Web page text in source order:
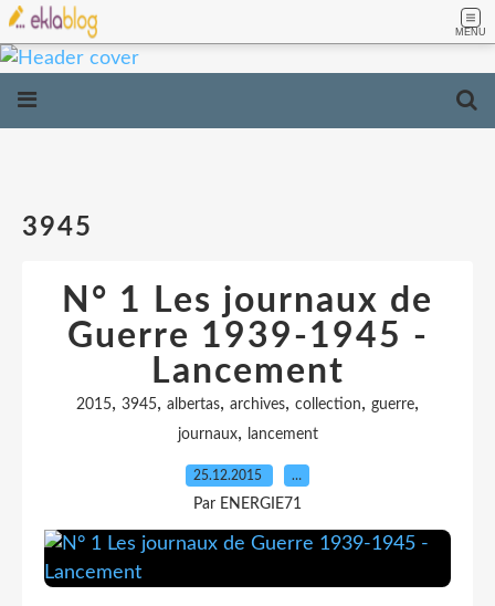
MENU
3945
N° 1 Les journaux de
Guerre 1939-1945 -
Lancement
2015, 3945, albertas, archives, collection, guerre,
journaux, lancement
25.12.2015 …
Par ENERGIE71